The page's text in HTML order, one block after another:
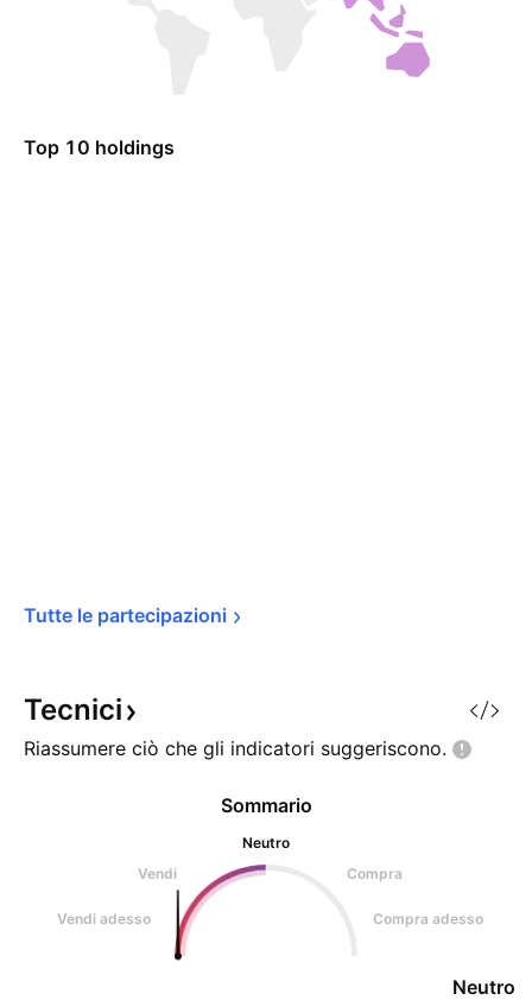
Top 10 holdings
Tutte le partecipazioni
Tecnici
Riassumere ciò che gli indicatori suggeriscono.
Sommario
Neutro
Vendi
Compra
Vendi adesso Compra adesso
Neutro